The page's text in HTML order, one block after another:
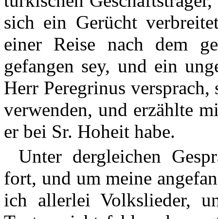
sich ein Gerücht
einer Reise nach dem
gefangen sey, und ein
Herr Peregrinus
verwenden, und erzählte
er bei Sr. Hoheit habe.
Unter dergleichen
fort, und um meine
ich allerlei Volkslieder,